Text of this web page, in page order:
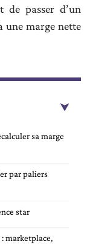
de passer d’un
marge nette
sa marge
par paliers
star
marketplace,